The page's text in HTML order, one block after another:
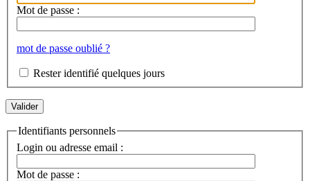
Mot de passe :
mot de passe oublié ?
Rester identifié quelques jours
Identifiants personnels
Login ou adresse email :
Mot de passe :